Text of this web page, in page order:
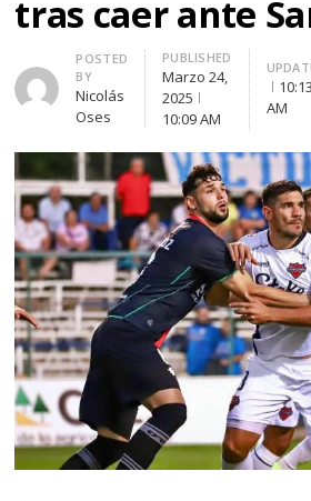
tras caer ante
Author
POSTED
BY
Nicolás
Oses
PUBLISHED
Marzo 24,
2025
10:09 AM
10:13
AM